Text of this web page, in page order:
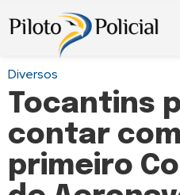
Diversos
Tocantins
contar
primeiro